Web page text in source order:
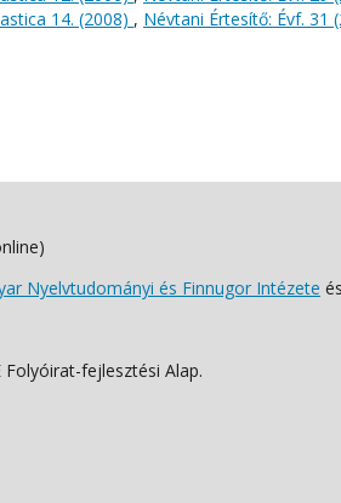
14. (2008) , Névtani Értesítő: Évf. 31
Nyelvtudományi és Finnugor Intézete
Folyóirat-fejlesztési Alap.